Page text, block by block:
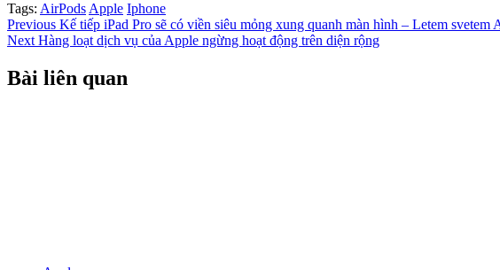
Tags: AirPodsApple Iphone
Post
navigation
Previous Kế tiếp iPad Pro sẽ có viền siêu mỏng xung quanh màn hình – Letem svetem
NextHàng loạt dịch vụ của Apple ngừng hoạt động trên diện rộng
Bài liên quan